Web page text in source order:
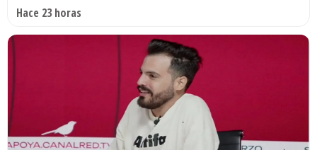
Hace 23 horas